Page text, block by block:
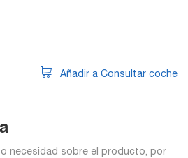
Añadir a Consultar coche
necesidad sobre el producto, por